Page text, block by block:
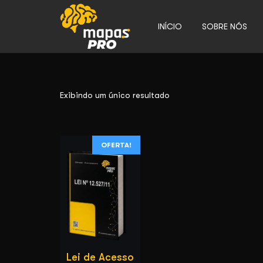
INÍCIO SOBRE NÓS
Exibindo um único resultado
OFERTA!
Lei de Acesso